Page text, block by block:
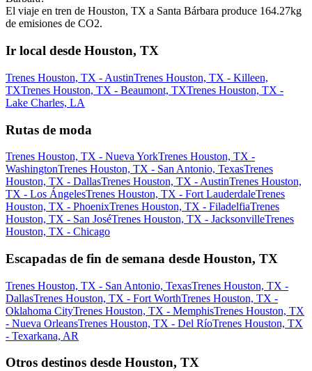
El viaje en tren de Houston, TX a Santa Bárbara produce 164.27kg
de emisiones de CO2.
Ir local desde Houston, TX
Trenes Houston, TX - AustinTrenes Houston, TX - Killeen,
TXTrenes Houston, TX - Beaumont, TXTrenes Houston, TX -
Lake Charles, LA
Rutas de moda
Trenes Houston, TX - Nueva YorkTrenes Houston, TX -
WashingtonTrenes Houston, TX - San Antonio, TexasTrenes
Houston, TX - DallasTrenes Houston, TX - AustinTrenes Houston,
TX - Los ÁngelesTrenes Houston, TX - Fort LauderdaleTrenes
Houston, TX - PhoenixTrenes Houston, TX - FiladelfiaTrenes
Houston, TX - San JoséTrenes Houston, TX - JacksonvilleTrenes
Houston, TX - Chicago
Escapadas de fin de semana desde Houston, TX
Trenes Houston, TX - San Antonio, TexasTrenes Houston, TX -
DallasTrenes Houston, TX - Fort WorthTrenes Houston, TX -
Oklahoma CityTrenes Houston, TX - MemphisTrenes Houston, TX
- Nueva OrleansTrenes Houston, TX - Del RíoTrenes Houston, TX
- Texarkana, AR
Otros destinos desde Houston, TX